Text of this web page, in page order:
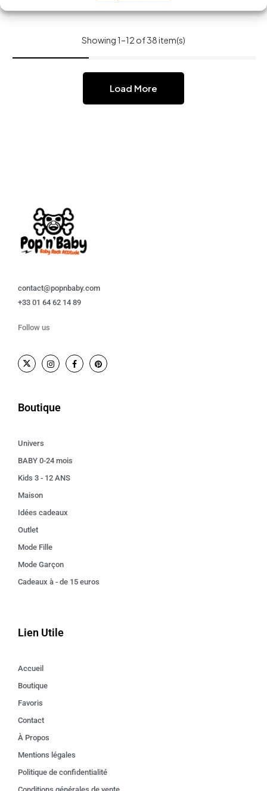
Showing 1–12 of 38 item(s)
Load More
contact@popnbaby.com
+33 01 64 62 14 89
Follow us
Boutique
Univers
BABY 0-24 mois
Kids 3 - 12 ANS
Maison
Idées cadeaux
Outlet
Mode Fille
Mode Garçon
Cadeaux à - de 15 euros
Lien Utile
Accueil
Boutique
Favoris
Contact
À Propos
Mentions légales
Politique de confidentialité